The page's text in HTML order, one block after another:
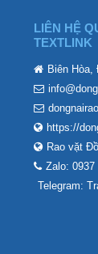
LIÊN HỆ
TEXTLINK
Biên Hòa,
https://
Rao vặt
Zalo: 0937
Telegram: